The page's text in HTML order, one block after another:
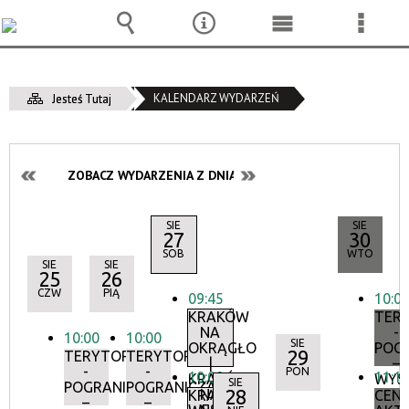
Jesteś Tutaj KALENDARZ WYDARZEŃ
ZOBACZ WYDARZENIA Z DNIA:
SIE
25
CZW
10:00
TERYTORIA
-
POGRANICZA
–
SIE
26
PIĄ
10:00
TERYTORIA
-
POGRANICZA
–
SIE
27
SOB
09:45
KRAKÓW
NA
OKRĄGŁO
|
KRAKÓW
NA
10:00
KRAKÓW
SIE
28
SIE
29
PON
SIE
30
WTO
10:00
-
–
11:15
Wyszukiwarka
NarzędziaMenu
Menu